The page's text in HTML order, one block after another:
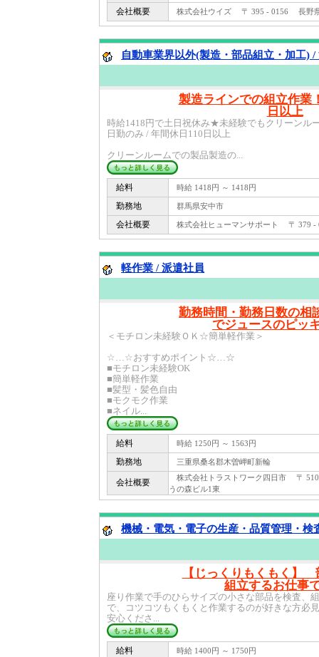
会社概要 株式会社ウイズ 〒 395 - 0156 長野県
自動車業界以外(製造・部品組立・加工) /
製造ラインでの組立作業
日以上
時給1418円で土日祝休み★未経験でもクリーンル
日勤のみ / 年間休日110日以上
クリーンルームでの製品製造の...
給料 時給 1418円 ～ 1418円
勤務地 群馬県安中市
会社概要 株式会社ヒューマンサポート 〒 379 -
軽作業 / 派遣社員
勤務時間・勤務日数の相
でジュースのピッ
＜モチロン未経験ＯＫ☆簡単軽作業＞
☆…☆おすすめポイント☆…☆
■モチロン未経験OK
■簡単軽作業
■髪型・髪色自由
■モクモク作業
■ネイル...
給料 時給 1250円 ～ 1563円
勤務地 三重県桑名郡木曽岬町新輪
会社概要
株式会社トラストワーク四日市 〒
うの森ビル1東
機械・電気・電子の生産・品質管理・検
【じっくりもくもく】
組立するお仕事
座り作業で手のひらサイズの小さな部品を検査、
で、コツコツもくもくと作業するのが好きな方必
安心くださ...
給料 時給 1400円 ～ 1750円